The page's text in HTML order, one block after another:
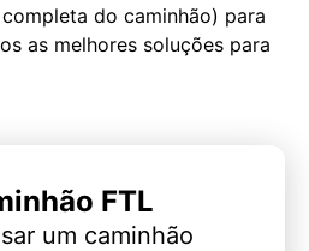
do caminhão) para
as melhores soluções para
FTL
um caminhão